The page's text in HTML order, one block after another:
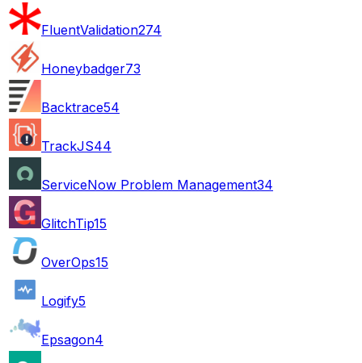
FluentValidation274
Honeybadger73
Backtrace54
TrackJS44
ServiceNow Problem Management34
GlitchTip15
OverOps15
Logify5
Epsagon4